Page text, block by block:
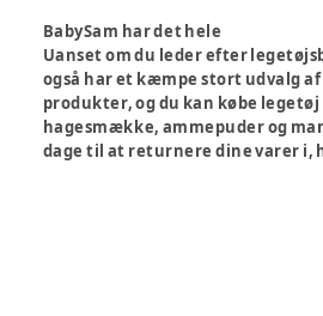
BabySam har det hele
Uanset om du leder efter
også har et kæmpe stort udvalg
produkter, og du kan købe
hagesmække, ammepuder og
dage til at returnere dine varer i,